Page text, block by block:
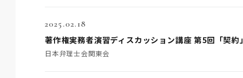
2025.02.18
著作権実務者演習ディスカッション講座 第5回「契約」
日本弁理士会関東会